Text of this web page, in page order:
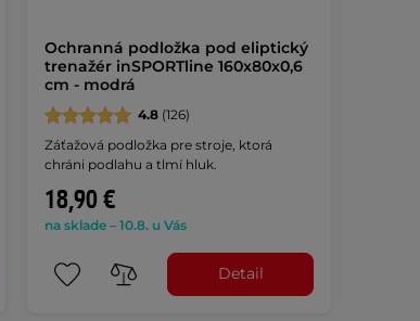
Ochranná podložka pod eliptický
trenažér inSPORTline 160x80x0,6
cm - modrá
4.8(126)
Záťažová podložka pre stroje, ktorá
chráni podlahu a tlmí hluk.
18,90 €
na sklade – 10.8. u Vás
Detail